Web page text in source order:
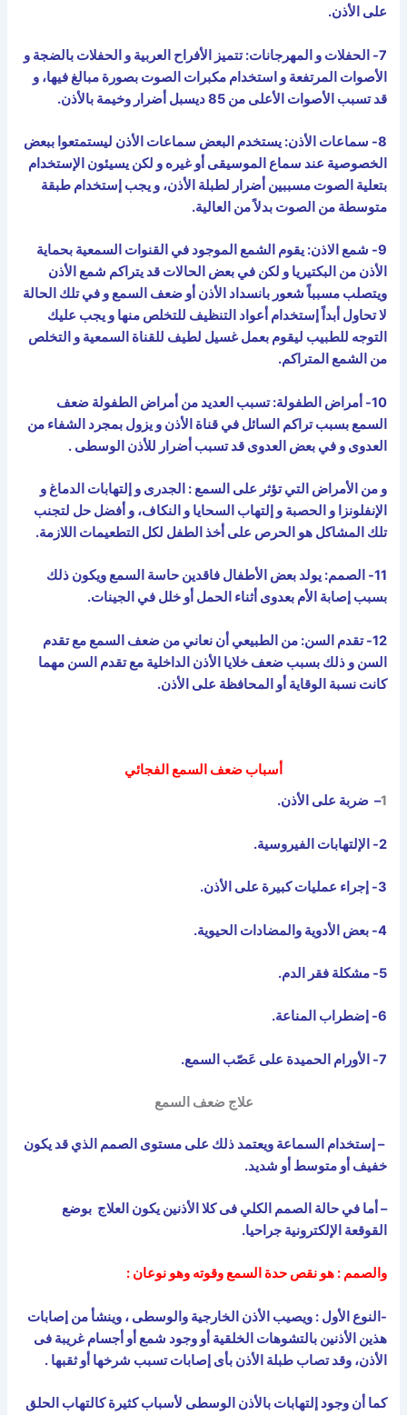
على الأذن.
7- الحفلات و المهرجانات: تتميز الأفراح العربية و الحفلات بالضجة و
الأصوات المرتفعة و استخدام مكبرات الصوت بصورة مبالغ فيها، و
قد تسبب الأصوات الأعلى من 85 ديسبل أضرار وخيمة بالأذن.
8- سماعات الأذن: يستخدم البعض سماعات الأذن ليستمتعوا ببعض
الخصوصية عند سماع الموسيقى أو غيره و لكن يسيئون الإستخدام
بتعلية الصوت مسببين أضرار لطبلة الأذن، و يجب إستخدام طبقة
متوسطة من الصوت بدلاً من العالية.
9- شمع الاذن: يقوم الشمع الموجود في القنوات السمعية بحماية
الأذن من البكتيريا و لكن في بعض الحالات قد يتراكم شمع الأذن
ويتصلب مسبباً شعور بانسداد الأذن أو ضعف السمع و في تلك الحالة
لا تحاول أبداً إستخدام أعواد التنظيف للتخلص منها و يجب عليك
التوجه للطبيب ليقوم بعمل غسيل لطيف للقناة السمعية و التخلص
من الشمع المتراكم.
10- أمراض الطفولة: تسبب العديد من أمراض الطفولة ضعف
السمع بسبب تراكم السائل في قناة الأذن و يزول بمجرد الشفاء من
العدوى و في بعض العدوى قد تسبب أضرار للأذن الوسطى .
و من الأمراض التي تؤثر على السمع : الجدرى و إلتهابات الدماغ و
الإنفلونزا و الحصبة و إلتهاب السحايا و النكاف، و أفضل حل لتجنب
تلك المشاكل هو الحرص على أخذ الطفل لكل التطعيمات اللازمة.
11- الصمم: يولد بعض الأطفال فاقدين حاسة السمع ويكون ذلك
بسبب إصابة الأم بعدوى أثناء الحمل أو خلل في الجينات.
12- تقدم السن: من الطبيعي أن نعاني من ضعف السمع مع تقدم
السن و ذلك بسبب ضعف خلايا الأذن الداخلية مع تقدم السن مهما
كانت نسبة الوقاية أو المحافظة على الأذن.
أسباب ضعف السمع الفجائي
1– ضربة على الأذن.
2- الإلتهابات الفيروسية.
3- إجراء عمليات كبيرة على الأذن.
4- بعض الأدوية والمضادات الحيوية.
5- مشكلة فقر الدم.
6- إضطراب المناعة.
7- الأورام الحميدة على عَصّب السمع.
علاج ضعف السمع
– إستخدام السماعة ويعتمد ذلك على مستوى الصمم الذي قد يكون
خفيف أو متوسط أو شديد.
– أما في حالة الصمم الكلي فى كلا الأذنين يكون العلاج بوضع
القوقعة الإلكترونية جراحيا.
والصمم : هو نقص حدة السمع وقوته وهو نوعان :
-النوع الأول : ويصيب الأذن الخارجية والوسطى ، وينشأ من إصابات
هذين الأذنين بالتشوهات الخلقية أو وجود شمع أو أجسام غريبة فى
الأذن، وقد تصاب طبلة الأذن بأى إصابات تسبب شرخها أو ثقبها .
كما أن وجود إلتهابات بالأذن الوسطى لأسباب كثيرة كالتهاب الحلق